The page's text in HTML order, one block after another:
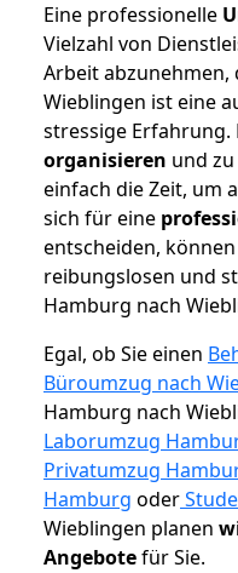
Eine professionelle
Vielzahl von
Arbeit abzunehmen,
Wieblingen ist eine
stressige Erfahrung.
organisieren und
einfach die Zeit, um
sich für eine
entscheiden,
reibungslosen und
Hamburg nach
Egal, ob Sie einen
Büroumzug nach
Hamburg nach
Laborumzug
Privatumzug
Hamburg oder
Wieblingen planen
Angebotefür Sie.